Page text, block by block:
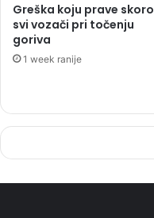
Greška koju prave skoro
svi vozači pri točenju
goriva
1 week ranije